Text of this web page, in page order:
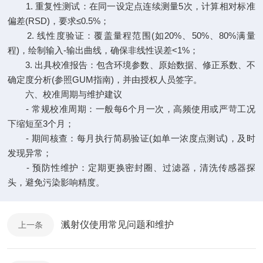
1. 重复性测试：在同一设定点连续测量5次，计算相对标准
偏差(RSD)，要求≤0.5%；
2. 线性度验证：覆盖量程范围(如20%、50%、80%满量
程)，绘制输入-输出曲线，确保非线性误差<1%；
3. 出具校准报告：包含环境参数、原始数据、修正系数、不
确定度分析(参照GUM指南)，并由授权人员签字。
六、校准周期与维护建议
- 常规校准周期：一般每6个月一次，高频使用或严苛工况
下缩短至3个月；
- 期间核查：每月执行简易验证(如单一浓度点测试)，及时
发现异常；
- 预防性维护：定期更换密封圈、过滤器，清洗传感器探
头，避免污染影响精度。
上一条 溅射仪使用常见问题和维护